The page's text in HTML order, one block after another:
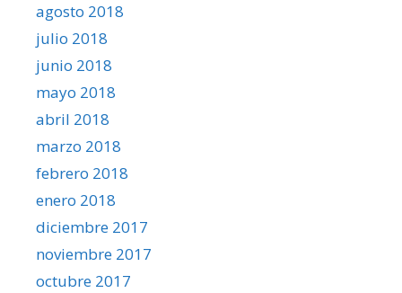
agosto 2018
julio 2018
junio 2018
mayo 2018
abril 2018
marzo 2018
febrero 2018
enero 2018
diciembre 2017
noviembre 2017
octubre 2017